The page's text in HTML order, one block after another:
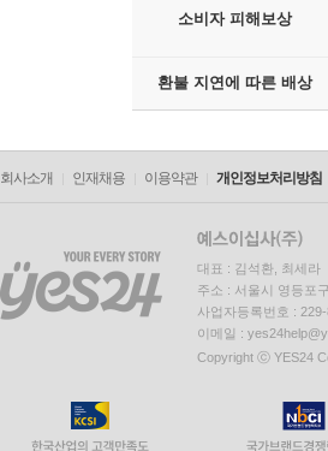
소비자 피해보상
환불 지연에 따른 배상
회사소개 인재채용 이용약관 개인정보처리방침
대표 : 김석환, 최세라
주소 : 서울시 영등포
사업자등록번호 :
이메일 :
Copyright ⓒ YES24